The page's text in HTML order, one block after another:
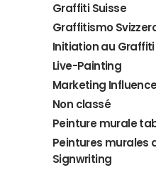
Graffiti Suisse
Graffitismo
Initiation au Graffiti
Live-Painting
Marketing
Non classé
Peinture murale
Peintures murales
Signwriting